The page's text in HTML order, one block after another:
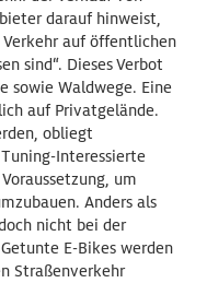
darauf hinweist,
auf öffentlichen
sind“. Dieses Verbot
sowie Waldwege. Eine
auf Privatgelände.
obliegt
Interessierte
um
Anders als
nicht bei der
E-Bikes werden
Straßenverkehr